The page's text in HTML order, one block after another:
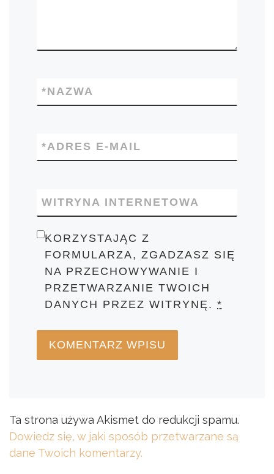
NAZWA
*
ADRES E-MAIL
*
WITRYNA INTERNETOWA
KORZYSTAJĄC Z
FORMULARZA, ZGADZASZ SIĘ
NA PRZECHOWYWANIE I
PRZETWARZANIE TWOICH
DANYCH PRZEZ WITRYNĘ.*
Ta strona używa Akismet do redukcji spamu.
Dowiedz się, w jaki sposób przetwarzane są
dane Twoich komentarzy.